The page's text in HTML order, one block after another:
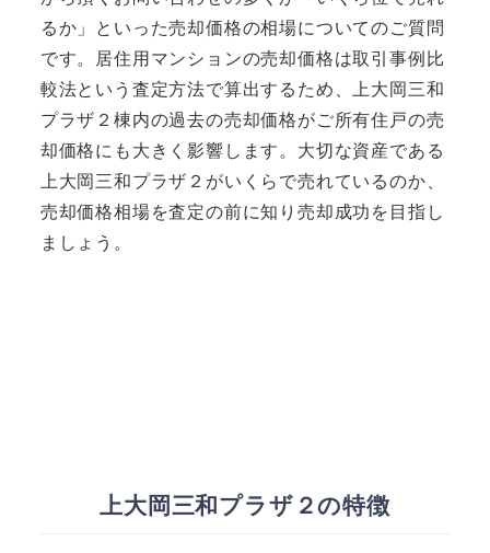
るか」といった売却価格の相場についてのご質問
です。居住用マンションの売却価格は取引事例比
較法という査定方法で算出するため、上大岡三和
プラザ２棟内の過去の売却価格がご所有住戸の売
却価格にも大きく影響します。大切な資産である
上大岡三和プラザ２がいくらで売れているのか、
売却価格相場を査定の前に知り売却成功を目指し
ましょう。
上大岡三和プラザ２の特徴